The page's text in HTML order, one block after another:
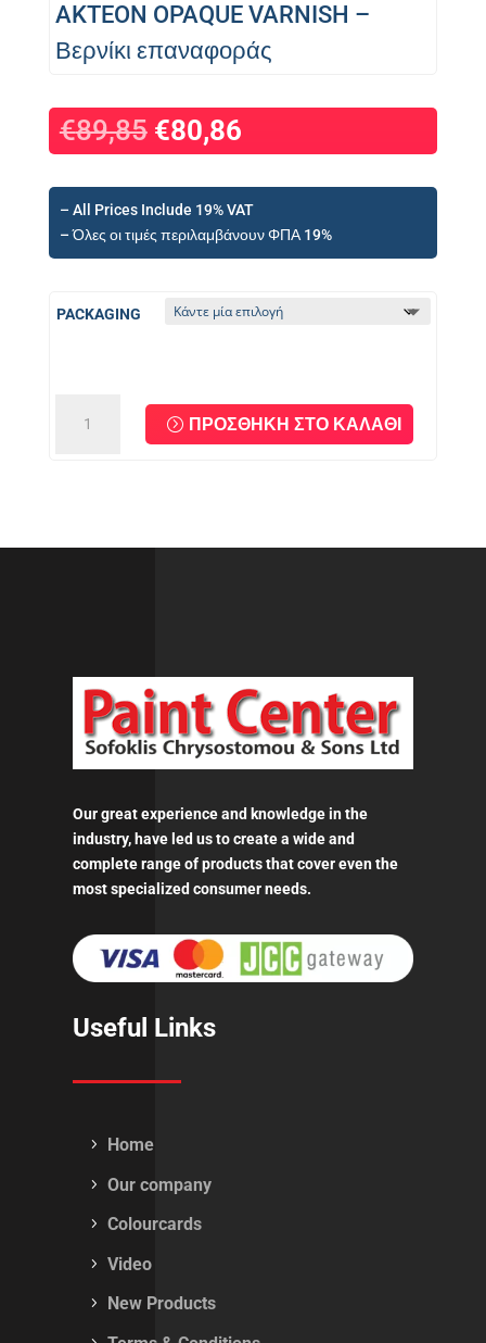
AKTEON OPAQUE VARNISH –
Βερνίκι επαναφοράς
€89,85 €80,86
– All Prices Include 19% VAT
– Όλες οι τιμές περιλαμβάνουν ΦΠΑ 19%
PACKAGING
OPAQUE
ΠΡΟΣΘΉΚΗ ΣΤΟ ΚΑΛΆΘΙ
Our great experience and knowledge in the
industry, have led us to create a wide and
complete range of products that cover even the
most specialized consumer needs.
Useful Links
Home
Our company
Colourcards
Video
New Products